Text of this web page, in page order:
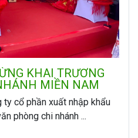
KHAI TRƯƠNG
MIỀN NAM
ty cổ phần xuất nhập khẩu
phòng chi nhánh ...